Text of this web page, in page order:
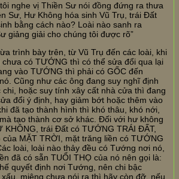
nghe vị Thiền Sư nói đồng đứng ra thưa
Sư, Hư Không hóa sinh Vũ Trụ, trái Đất
bằng cách nào? Loài nào sanh ra
giảng giải cho chúng tôi được rõ”
trình bày trên, từ Vũ Trụ đến các loài, khi
chưa có TƯỚNG thì có thể sửa đổi qua lại
vào TƯỚNG thì phải có GỐC đến
Cũng như các ông đang suy nghĩ định
hoặc suy tính xây cất nhà cửa thì đang
đổi ý định, hay giảm bớt hoặc thêm vào
đã tạo thành hình thì khó thâu, khó nới,
tạo thành cơ sở khác. Đối với hư không
KHÔNG, trái Đất có TƯỚNG TRÁI ĐẤT,
MẶT TRỜI, mặt trăng liền có TƯỚNG
loài, loài nào thảy đều có Tướng nơi nó,
đã có sẵn TUỔI THỌ của nó nên gọi là:
quyết định nơi Tướng, nên chi bậc
xấu, miệng chưa nói ra thì hãy còn đỡ, nếu